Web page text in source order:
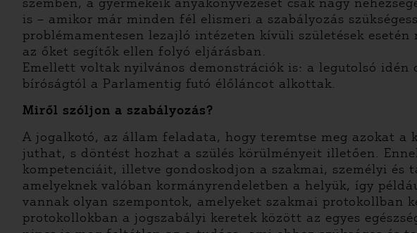
is – amikor már minden fél elismeri a szabályozás
problémamentesen lezajló intézeten kívüli születések
az őket segítők ellen folyó eljárásban.
Emellett voltak nyilvános demonstrációk is: a legutolsó
bíróságtól a Parlamentig futó élőláncot alkottak.
Miről szóljon a szabályozás?
A jogalkotó, az állam feladata, hogy teremtse meg azokat
juthat, s döntést hozhat a szülés körülményeit illetően.
kompetenciáit, illetve gondoskodjon a szakmai, személyi és
amelyeknek valóban kormányrendeletben a helyük, így
vannak olyan szempontok, amelyeket szakmai
protokollokban a jogszabályi keretek között az egyes